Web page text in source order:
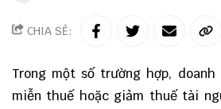
CHIA SẺ:
Trong một số trường hợp,
miễn thuế hoặc giảm thuế tài